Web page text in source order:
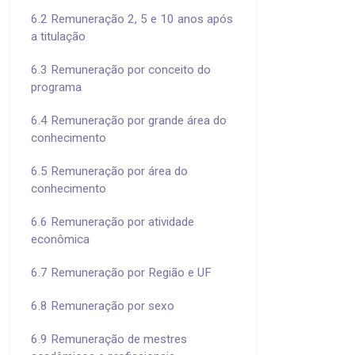
6.2 Remuneração 2, 5 e 10 anos após
a titulação
6.3 Remuneração por conceito do
programa
6.4 Remuneração por grande área do
conhecimento
6.5 Remuneração por área do
conhecimento
6.6 Remuneração por atividade
econômica
6.7 Remuneração por Região e UF
6.8 Remuneração por sexo
6.9 Remuneração de mestres